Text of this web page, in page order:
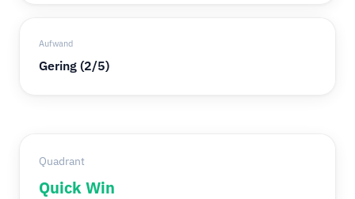
Aufwand
Gering (2/5)
Quadrant
Quick Win